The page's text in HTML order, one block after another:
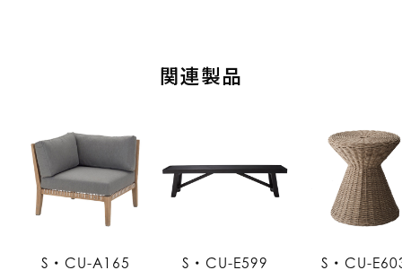
関連製品
S・CU-A165 S・CU-E599 S・CU-